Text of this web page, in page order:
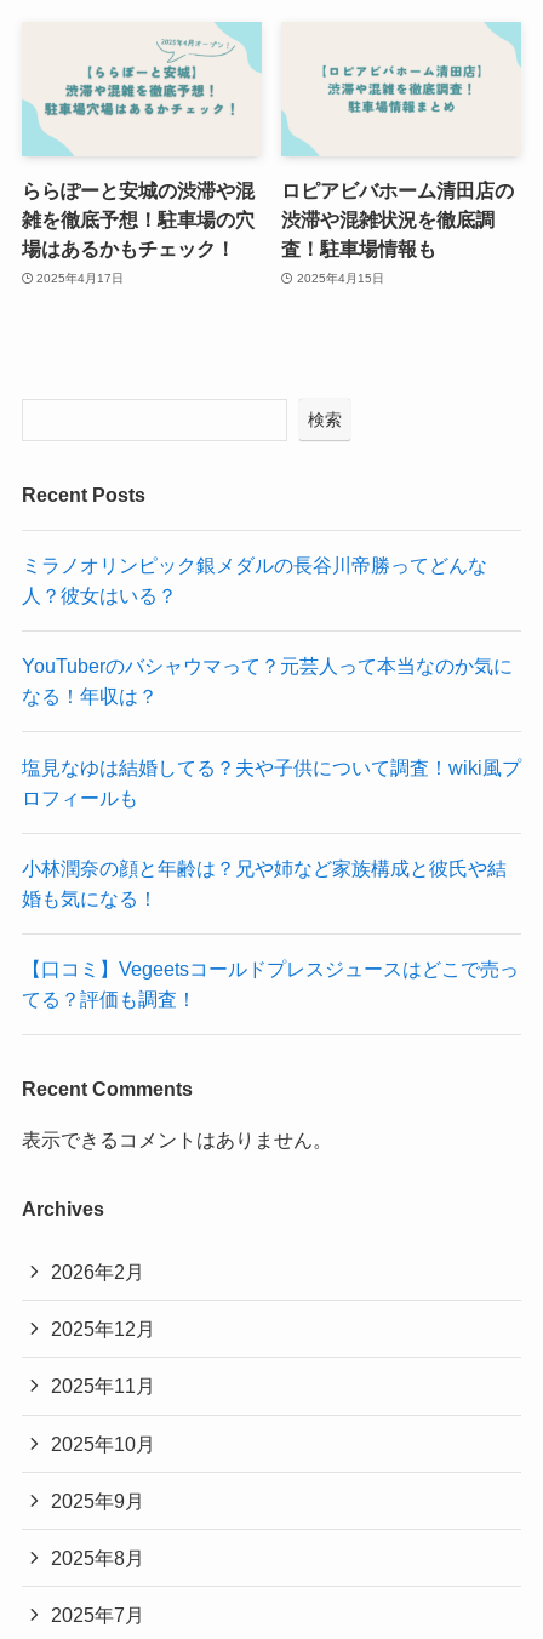
ららぽーと安城の渋滞や混
雑を徹底予想！駐車場の穴
場はあるかもチェック！
2025年4月17日
ロピアビバホーム清田店の
渋滞や混雑状況を徹底調
査！駐車場情報も
2025年4月15日
検索
Recent Posts
ミラノオリンピック銀メダルの長谷川帝勝ってどんな
人？彼女はいる？
YouTuberのバシャウマって？元芸人って本当なのか気に
なる！年収は？
塩見なゆは結婚してる？夫や子供について調査！wiki風プ
ロフィールも
小林潤奈の顔と年齢は？兄や姉など家族構成と彼氏や結
婚も気になる！
【口コミ】Vegeetsコールドプレスジュースはどこで売っ
てる？評価も調査！
Recent Comments
表示できるコメントはありません。
Archives
2026年2月
2025年12月
2025年11月
2025年10月
2025年9月
2025年8月
2025年7月